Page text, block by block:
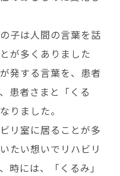
子は人間の言葉を話
が多くありました
発する言葉を、患者
患者さまと「くる
りました。
リ室に居ることが多
たい想いでリハビリ
時には、「くるみ」